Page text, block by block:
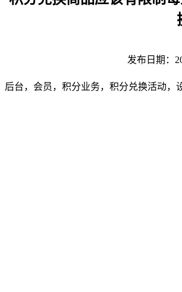
发布日期：
后台，会员，积分业务，积分兑换活动，